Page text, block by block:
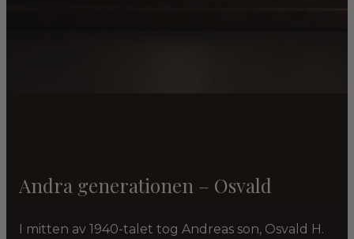
Andra generationen – Osvald
I mitten av 1940-talet tog Andreas son, Osvald H.